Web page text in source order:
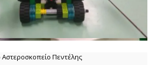
Πεντέλης